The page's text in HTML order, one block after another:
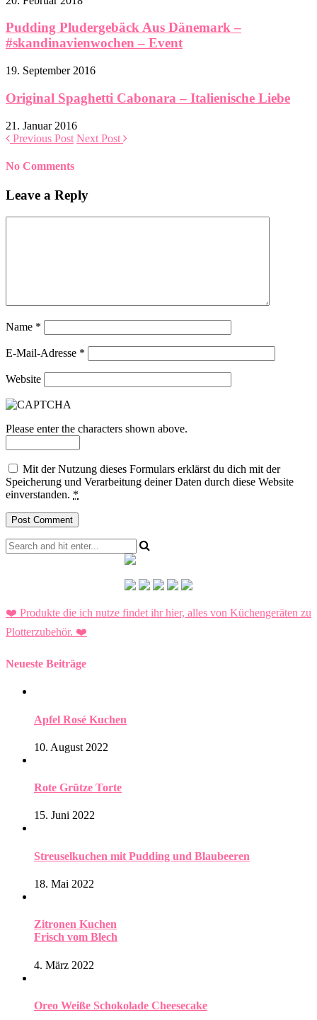
Pudding Pludergebäck Aus Dänemark –
#skandinavienwochen – Event
19. September 2016
Original Spaghetti Cabonara – Italienische Liebe
21. Januar 2016
Previous Post Next Post
No Comments
Leave a Reply
Name *
E-Mail-Adresse *
Website
Please enter the characters shown above.
Mit der Nutzung dieses Formulars erklärst du dich mit der
Speicherung und Verarbeitung deiner Daten durch diese Website
einverstanden. *
❤️ Produkte die ich nutze findet ihr hier, alles von Küchengeräten zu
Plotterzubehör. ❤️
Neueste Beiträge
Apfel Rosé Kuchen
10. August 2022
Rote Grütze Torte
15. Juni 2022
Streuselkuchen mit Pudding und Blaubeeren
18. Mai 2022
Zitronen Kuchen
Frisch vom Blech
4. März 2022
Oreo Weiße Schokolade Cheesecake